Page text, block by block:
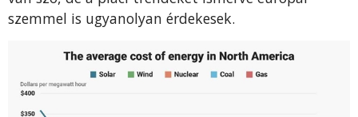
szemmel is ugyanolyan érdekesek.